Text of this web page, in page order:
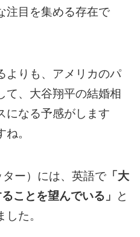
注目を集める存在で
よりも、アメリカのパ
て、大谷翔平の結婚相
になる予感がします
。
ー）には、英語で「大
ことを望んでいる」
と
た。